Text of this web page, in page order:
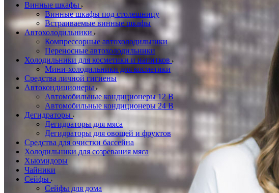
Винные шкафы
Винные шкафы под столешницу
Встраиваемые винные шкафы
Автохолодильники
Компрессорные автохолодильники
Переносные автохолодильники
Холодильники для косметики и напитков
Мини-холодильники для косметики
Cредства личной гигиены
Автокондиционеры
Автомобильные кондиционеры 12 В
Автомобильные кондиционеры 24 В
Дегидраторы
Дегидраторы для мяса
Дегидраторы для овощей и фруктов
Средства для очистки бассейна
Холодильники для созревания мяса
Хьюмидоры
Чайники
Сейфы
Сейфы для дома